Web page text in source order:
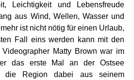
Leichtigkeit und Lebensfreude
aus Wind, Wellen, Wasser und
ist nicht nötig für einen Urlaub,
Fall eins werden kann mit den
Videographer Matty Brown war im
das erste Mal an der Ostsee
die Region dabei aus seinem